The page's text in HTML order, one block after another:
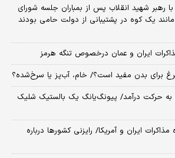
رهبر شهید انقلاب پس از بمباران جلسه شورای
یک کوه در پشتیبانی از دولت حامی بودند
ایران و عمان درخصوص تنگه هرمز
برای بدن مفید است؟/ خام، آب‌پز یا سرخ‌شده؟
حرکت درآمد/ پیونگ‌یانگ یک بالستیک شلیک
ایران و آمریکا/ رایزنی کشورها درباره